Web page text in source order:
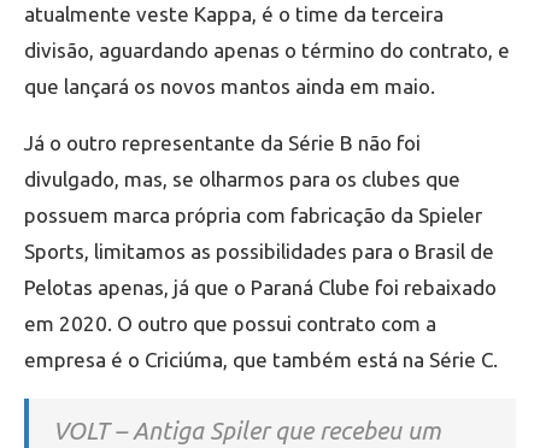
atualmente veste Kappa, é o time da terceira
divisão, aguardando apenas o término do contrato, e
que lançará os novos mantos ainda em maio.
Já o outro representante da Série B não foi
divulgado, mas, se olharmos para os clubes que
possuem marca própria com fabricação da Spieler
Sports, limitamos as possibilidades para o Brasil de
Pelotas apenas, já que o Paraná Clube foi rebaixado
em 2020. O outro que possui contrato com a
empresa é o Criciúma, que também está na Série C.
VOLT – Antiga Spiler que recebeu um